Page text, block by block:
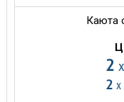
Каюта
2 х
2 х